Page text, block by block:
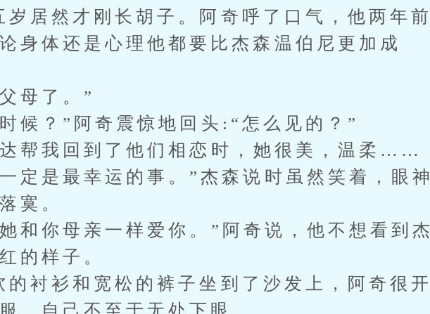
居然才刚长胡子。阿奇呼了口气，他两年前
身体还是心理他都要比杰森温伯尼更加成
母了。”
？”阿奇震惊地回头:“怎么见的？”
帮我回到了他们相恋时，她很美，温柔……
定是最幸运的事。”杰森说时虽然笑着，眼神
寞。
你母亲一样爱你。”阿奇说，他不想看到杰
的样子。
衬衫和宽松的裤子坐到了沙发上，阿奇很开
，自己不至于无处下眼。